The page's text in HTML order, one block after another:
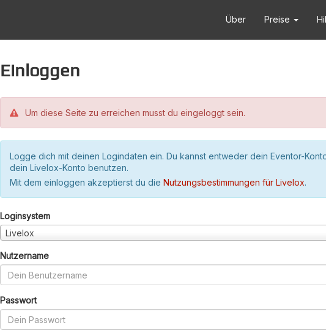
Über Preise
Einloggen
Um diese Seite zu erreichen musst du eingeloggt sein.
Logge dich mit deinen Logindaten ein. Du kannst entweder dein Eventor-
dein Livelox-Konto benutzen.
Mit dem einloggen akzeptierst du die Nutzungsbestimmungen für Livelox.
Loginsystem
Livelox
Nutzername
Passwort